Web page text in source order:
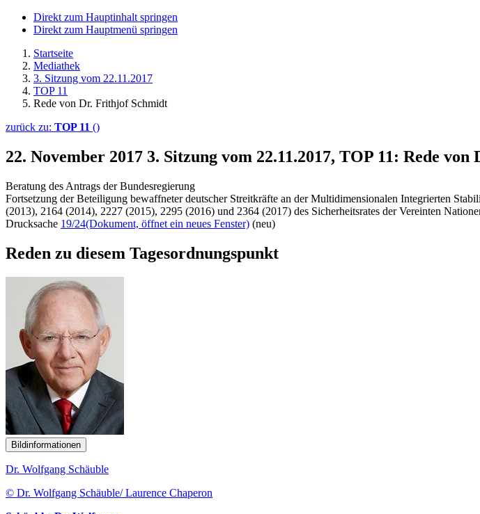
Direkt zum Hauptinhalt springen
Direkt zum Hauptmenü springen
Startseite
Mediathek
3. Sitzung vom 22.11.2017
TOP 11
Rede von Dr. Frithjof Schmidt
zurück zu: TOP 11 ()
22. November 2017 3. Sitzung vom 22.11.2017, TOP 11: Rede
Beratung des Antrags der Bundesregierung
Fortsetzung der Beteiligung bewaffneter deutscher Streitkräfte an der Multidimensionalen Integrierten
(2013), 2164 (2014), 2227 (2015), 2295 (2016) und 2364 (2017) des Sicherheitsrates der Vereinten
Drucksache 19/24(Dokument, öffnet ein neues Fenster) (neu)
Reden zu diesem Tagesordnungspunkt
Bildinformationen
Dr. Wolfgang Schäuble
© Dr. Wolfgang Schäuble/ Laurence Chaperon